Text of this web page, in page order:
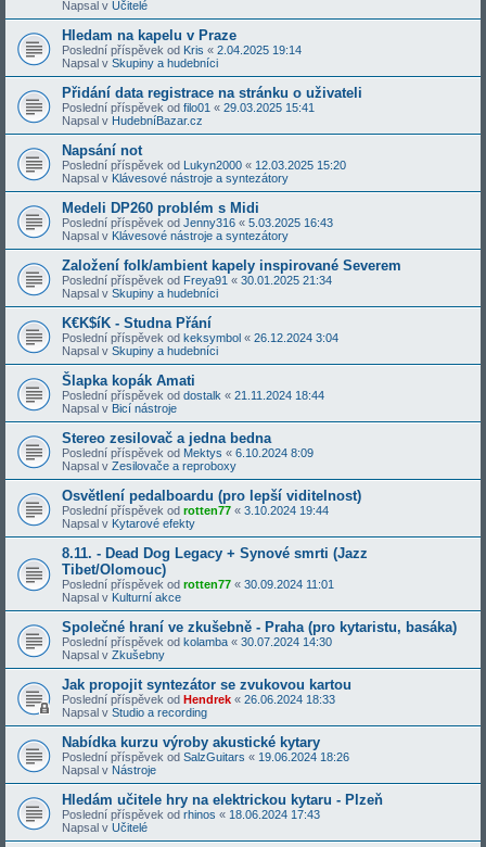
Napsal v Učitelé
Hledam na kapelu v Praze
Poslední příspěvek od Kris « 2.04.2025 19:14
Napsal v Skupiny a hudebníci
Přidání data registrace na stránku o uživateli
Poslední příspěvek od filo01 « 29.03.2025 15:41
Napsal v HudebníBazar.cz
Napsání not
Poslední příspěvek od Lukyn2000 « 12.03.2025 15:20
Napsal v Klávesové nástroje a syntezátory
Medeli DP260 problém s Midi
Poslední příspěvek od Jenny316 « 5.03.2025 16:43
Napsal v Klávesové nástroje a syntezátory
Založení folk/ambient kapely inspirované Severem
Poslední příspěvek od Freya91 « 30.01.2025 21:34
Napsal v Skupiny a hudebníci
K€K$íK - Studna Přání
Poslední příspěvek od keksymbol « 26.12.2024 3:04
Napsal v Skupiny a hudebníci
Šlapka kopák Amati
Poslední příspěvek od dostalk « 21.11.2024 18:44
Napsal v Bicí nástroje
Stereo zesilovač a jedna bedna
Poslední příspěvek od Mektys « 6.10.2024 8:09
Napsal v Zesilovače a reproboxy
Osvětlení pedalboardu (pro lepší viditelnost)
Poslední příspěvek od rotten77 « 3.10.2024 19:44
Napsal v Kytarové efekty
8.11. - Dead Dog Legacy + Synové smrti (Jazz
Tibet/Olomouc)
Poslední příspěvek od rotten77 « 30.09.2024 11:01
Napsal v Kulturní akce
Společné hraní ve zkušebně - Praha (pro kytaristu, basáka)
Poslední příspěvek od kolamba « 30.07.2024 14:30
Napsal v Zkušebny
Jak propojit syntezátor se zvukovou kartou
Poslední příspěvek od Hendrek « 26.06.2024 18:33
Napsal v Studio a recording
Nabídka kurzu výroby akustické kytary
Poslední příspěvek od SalzGuitars « 19.06.2024 18:26
Napsal v Nástroje
Hledám učitele hry na elektrickou kytaru - Plzeň
Poslední příspěvek od rhinos « 18.06.2024 17:43
Napsal v Učitelé